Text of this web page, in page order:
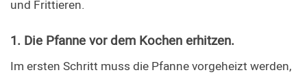
und Frittieren.
1. Die Pfanne vor dem Kochen erhitzen.
Im ersten Schritt muss die Pfanne vorgeheizt werden,